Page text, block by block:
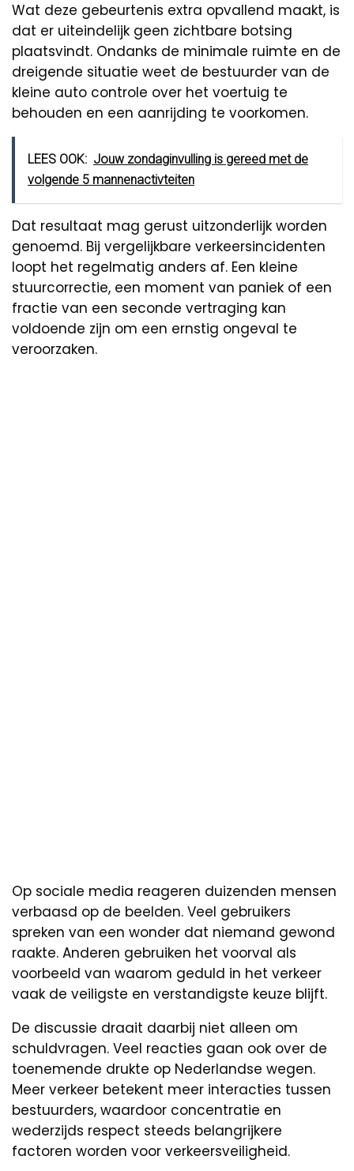
Wat deze gebeurtenis extra opvallend maakt, is
dat er uiteindelijk geen zichtbare botsing
plaatsvindt. Ondanks de minimale ruimte en de
dreigende situatie weet de bestuurder van de
kleine auto controle over het voertuig te
behouden en een aanrijding te voorkomen.
LEES OOK: Jouw zondaginvulling is gereed met de
volgende 5 mannenactivteiten
Dat resultaat mag gerust uitzonderlijk worden
genoemd. Bij vergelijkbare verkeersincidenten
loopt het regelmatig anders af. Een kleine
stuurcorrectie, een moment van paniek of een
fractie van een seconde vertraging kan
voldoende zijn om een ernstig ongeval te
veroorzaken.
Op sociale media reageren duizenden mensen
verbaasd op de beelden. Veel gebruikers
spreken van een wonder dat niemand gewond
raakte. Anderen gebruiken het voorval als
voorbeeld van waarom geduld in het verkeer
vaak de veiligste en verstandigste keuze blijft.
De discussie draait daarbij niet alleen om
schuldvragen. Veel reacties gaan ook over de
toenemende drukte op Nederlandse wegen.
Meer verkeer betekent meer interacties tussen
bestuurders, waardoor concentratie en
wederzijds respect steeds belangrijkere
factoren worden voor verkeersveiligheid.